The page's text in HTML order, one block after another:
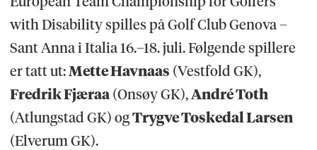
with Disability spilles på Golf Club Genova –
Sant Anna i Italia 16.–18. juli. Følgende spillere
er tatt ut: Mette Havnaas (Vestfold GK),
Fredrik Fjæraa(Onsøy GK), André Toth
(Atlungstad GK) ogTrygve Toskedal Larsen
(Elverum GK).